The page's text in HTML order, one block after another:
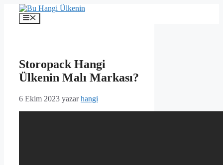
İçeriğe
Menü
Storopack Hangi
Ülkenin Malı Markası?
6 Ekim 2023 yazarhangi